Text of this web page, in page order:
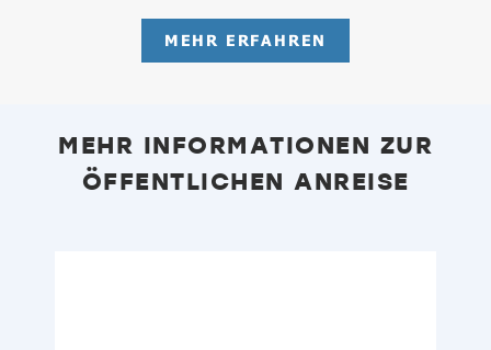
MEHR ERFAHREN
MEHR INFORMATIONEN ZUR
ÖFFENTLICHEN ANREISE